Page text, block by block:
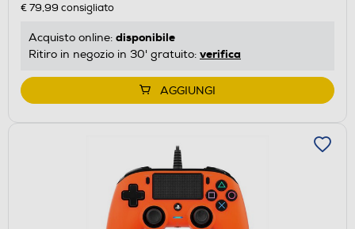
€ 79,99 consigliato
Acquisto online: disponibile
Ritiro in negozio in 30' gratuito: verifica
AGGIUNGI